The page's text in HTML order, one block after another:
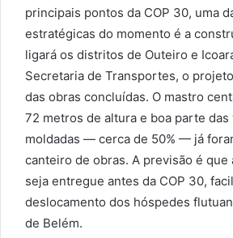
principais pontos da COP 30, uma
estratégicas do momento é a
ligará os distritos de Outeiro e
Secretaria de Transportes, o
das obras concluídas. O mastro
72 metros de altura e boa parte
moldadas — cerca de 50% — já
canteiro de obras. A previsão é que
seja entregue antes da COP 30,
deslocamento dos hóspedes
de Belém.